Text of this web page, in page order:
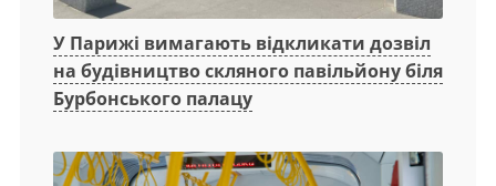
У Парижі вимагають відкликати дозвіл
на будівництво скляного павільйону біля
Бурбонського палацу